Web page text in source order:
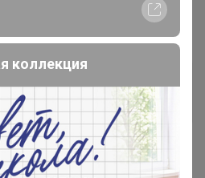
фото с белой каемочкой
коллекция